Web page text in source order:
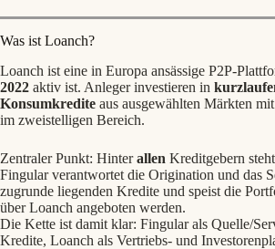
Was ist Loanch?
Loanch ist eine in Europa ansässige P2P-
2022 aktiv ist. Anleger investieren in
Konsumkredite aus ausgewählten Märkten
im zweistelligen Bereich.
Zentraler Punkt: Hinterallen Kreditgebern steht
Fingular verantwortet die Origination und das
zugrunde liegenden Kredite und speist die
über Loanch angeboten werden.
Die Kette ist damit klar: Fingular als Quelle/
Kredite, Loanch als Vertriebs- und